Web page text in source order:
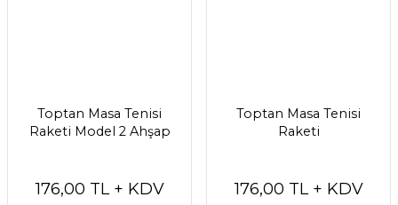
Toptan Masa Tenisi
Raketi Model 2 Ahşap
176,00 TL + KDV
Toptan Masa Tenisi
Raketi
176,00 TL + KDV